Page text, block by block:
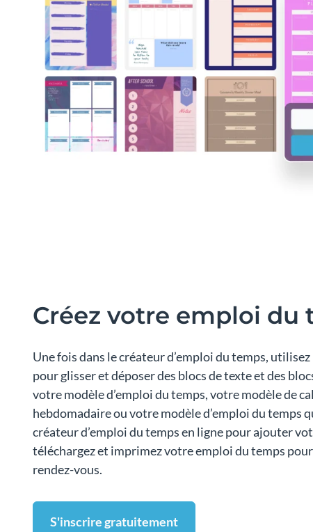
Créez votre emploi du
Une fois dans le créateur d’emploi du temps,
pour glisser et déposer des blocs de texte et des
votre modèle d’emploi du temps, votre modèle de
hebdomadaire ou votre modèle d’emploi du temps
créateur d’emploi du temps en ligne pour ajouter
téléchargez et imprimez votre emploi du temps
rendez-vous.
S'inscrire gratuitement